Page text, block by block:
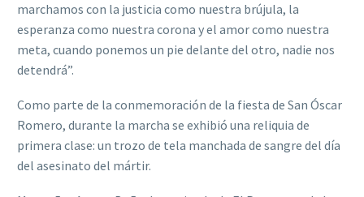
marchamos con la justicia como nuestra brújula, la
esperanza como nuestra corona y el amor como nuestra
meta, cuando ponemos un pie delante del otro, nadie nos
detendrá”.
Como parte de la conmemoración de la fiesta de San Óscar
Romero, durante la marcha se exhibió una reliquia de
primera clase: un trozo de tela manchada de sangre del día
del asesinato del mártir.